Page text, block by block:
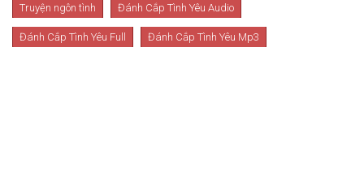
Truyện ngôn tình Đánh Cắp Tình Yêu Audio
Đánh Cắp Tình Yêu Full Đánh Cắp Tình Yêu Mp3